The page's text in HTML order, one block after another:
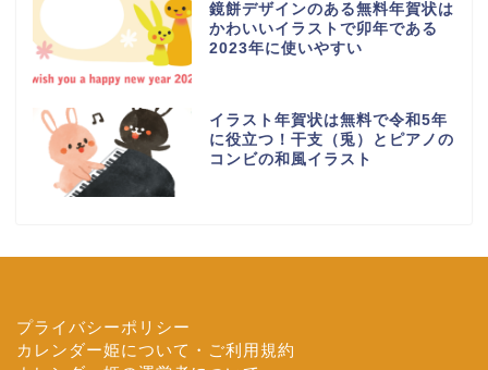
鏡餅デザインのある無料年賀状は
かわいいイラストで卯年である
2023年に使いやすい
イラスト年賀状は無料で令和5年
に役立つ！干支（兎）とピアノの
コンビの和風イラスト
プライバシーポリシー
カレンダー姫について・ご利用規約